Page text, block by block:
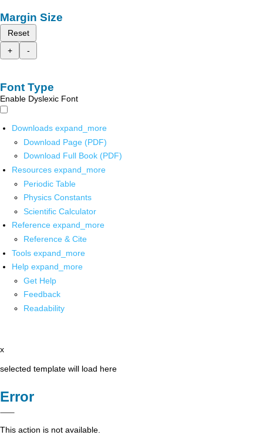
Margin Size
Reset
+
-
Font Type
Enable Dyslexic Font
Downloads expand_more
Download Page (PDF)
Download Full Book (PDF)
Resources expand_more
Periodic Table
Physics Constants
Scientific Calculator
Reference expand_more
Reference & Cite
Tools expand_more
Help expand_more
Get Help
Feedback
Readability
x
selected template will load here
Error
This action is not available.